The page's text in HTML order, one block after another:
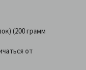
(200 грамм
от